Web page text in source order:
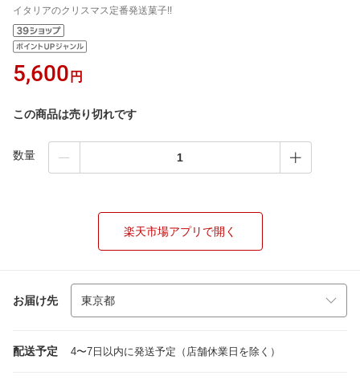
イタリアのクリスマス定番発送菓子!!
5,600 円
この商品は売り切れです
数量
楽天市場アプリで開く
お届け先
配送予定 4〜7日以内に発送予定（店舗休業日を除く）